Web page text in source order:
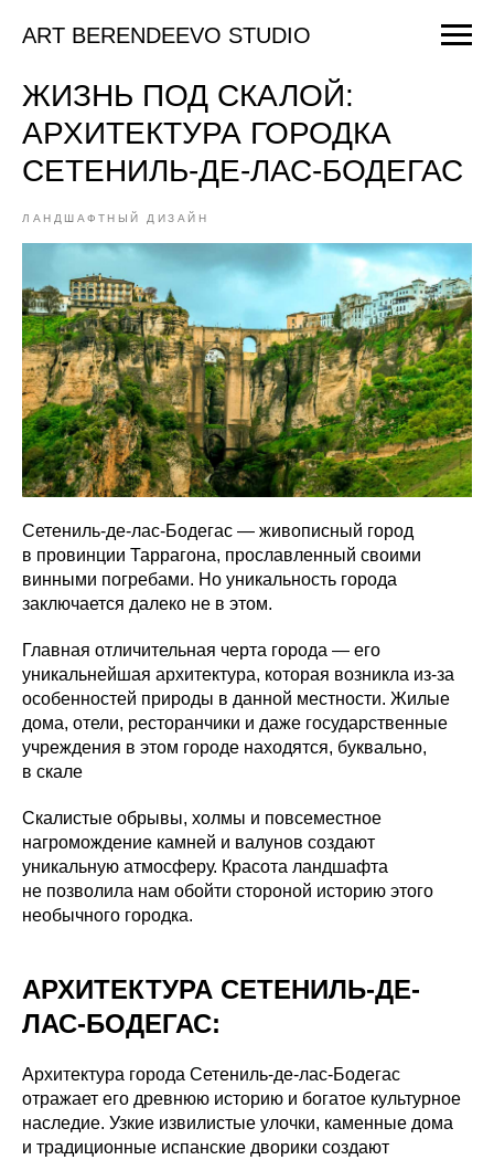
ART BERENDEEVO STUDIO
ЖИЗНЬ ПОД СКАЛОЙ:
АРХИТЕКТУРА ГОРОДКА
СЕТЕНИЛЬ-ДЕ-ЛАС-БОДЕГАС
ЛАНДШАФТНЫЙ ДИЗАЙН
Сетениль-де-лас-Бодегас — живописный город
в провинции Таррагона, прославленный своими
винными погребами. Но уникальность города
заключается далеко не в этом.
Главная отличительная черта города — его
уникальнейшая архитектура, которая возникла из-за
особенностей природы в данной местности. Жилые
дома, отели, ресторанчики и даже государственные
учреждения в этом городе находятся, буквально,
в скале
Скалистые обрывы, холмы и повсеместное
нагромождение камней и валунов создают
уникальную атмосферу. Красота ландшафта
не позволила нам обойти стороной историю этого
необычного городка.
АРХИТЕКТУРА СЕТЕНИЛЬ-ДЕ-
ЛАС-БОДЕГАС:
Архитектура города Сетениль-де-лас-Бодегас
отражает его древнюю историю и богатое культурное
наследие. Узкие извилистые улочки, каменные дома
и традиционные испанские дворики создают